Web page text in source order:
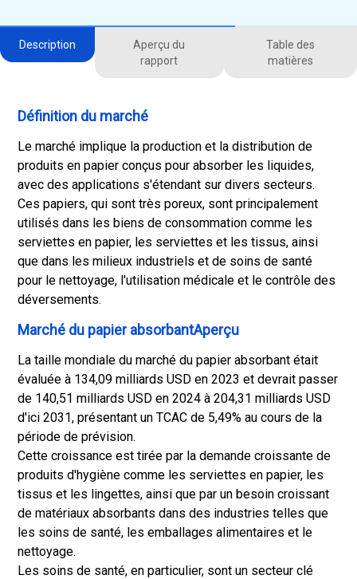
Description
Aperçu du
rapport
Table des
matières
Définition du marché
Le marché implique la production et la distribution de
produits en papier conçus pour absorber les liquides,
avec des applications s'étendant sur divers secteurs.
Ces papiers, qui sont très poreux, sont principalement
utilisés dans les biens de consommation comme les
serviettes en papier, les serviettes et les tissus, ainsi
que dans les milieux industriels et de soins de santé
pour le nettoyage, l'utilisation médicale et le contrôle des
déversements.
Marché du papier absorbantAperçu
La taille mondiale du marché du papier absorbant était
évaluée à 134,09 milliards USD en 2023 et devrait passer
de 140,51 milliards USD en 2024 à 204,31 milliards USD
d'ici 2031, présentant un TCAC de 5,49% au cours de la
période de prévision.
Cette croissance est tirée par la demande croissante de
produits d'hygiène comme les serviettes en papier, les
tissus et les lingettes, ainsi que par un besoin croissant
de matériaux absorbants dans des industries telles que
les soins de santé, les emballages alimentaires et le
nettoyage.
Les soins de santé, en particulier, sont un secteur clé